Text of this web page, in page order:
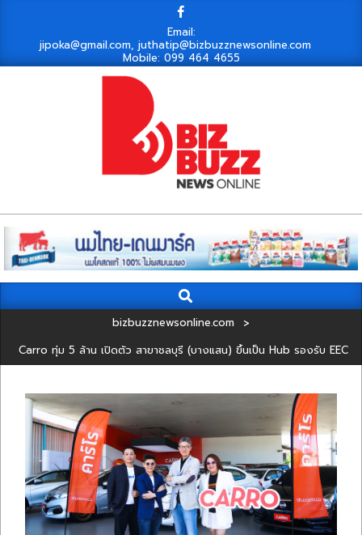
content
Email:
jipoka@gmail.com, juthatip@bizbuzznewsonline.com
Mobile: 099 464 4655
Navigation
Search
bizbuzznewsonline.com
>
Carro ทุ่ม 5 ล้าน เปิดตัว สาขาชลบุรี (บางแสน) ขึ้นเป็น Hub รองรับ EEC